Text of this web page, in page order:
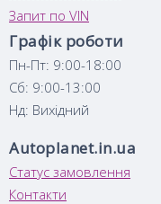
Запит по VIN
Графік роботи
Пн-Пт: 9:00-18:00
Сб: 9:00-13:00
Нд: Вихідний
Autoplanet.in.ua
Статус замовлення
Контакти